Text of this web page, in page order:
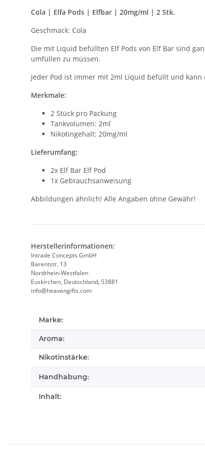
Cola | Elfa Pods | Elfbar | 20mg/ml | 2 Stk.
Geschmack: Cola
Die mit Liquid befüllten Elf Pods von Elf Bar sind
umfüllen zu müssen.
Jeder Pod ist immer mit 2ml Liquid befüllt und
Merkmale:
2 Stück pro Packung
Tankvolumen: 2ml
Nikotingehalt: 20mg/ml
Lieferumfang:
2x Elf Bar Elf Pod
1x Gebrauchsanweisung
Abbildungen ähnlich! Alle Angaben ohne Gewähr!
Herstellerinformationen:
Intrade Concepts GmbH
Barentstr. 13
Nordrhein-Westfalen
Euskirchen, Deutschland, 53881
info@heavengifts.com
Marke:
Aroma:
Nikotinstärke:
Handhabung:
Inhalt: